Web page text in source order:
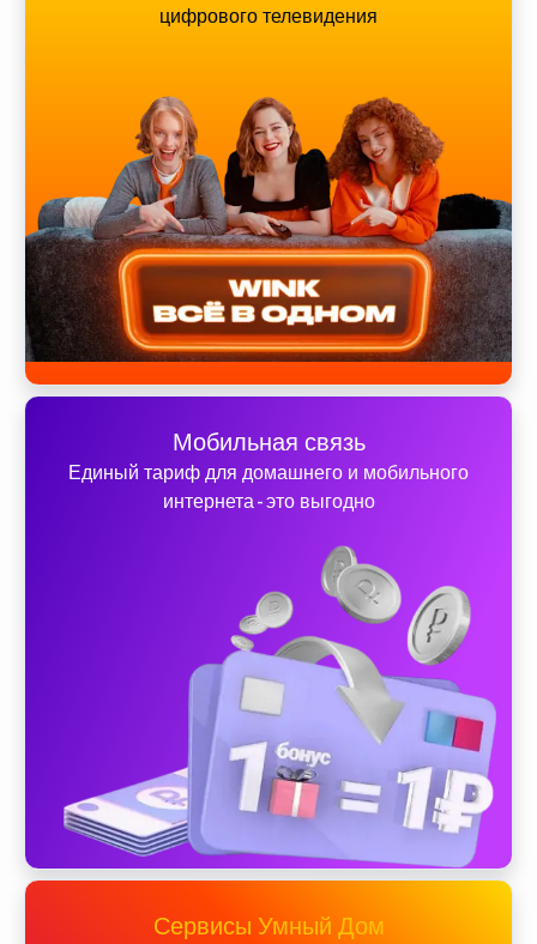
цифрового телевидения
Мобильная связь
Единый тариф для домашнего и мобильного
интернета - это выгодно
Сервисы Умный Дом